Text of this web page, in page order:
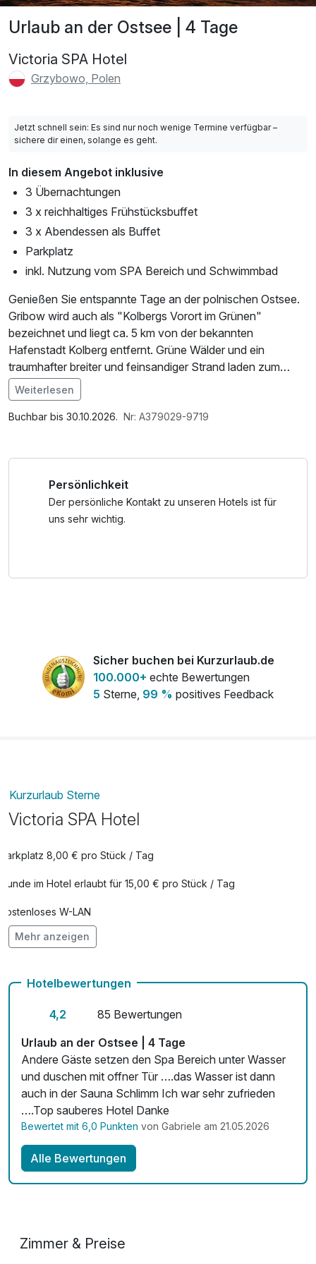
Urlaub an der Ostsee | 4 Tage
Victoria SPA Hotel
Grzybowo, Polen
Jetzt schnell sein: Es sind nur noch wenige Termine verfügbar –
sichere dir einen, solange es geht.
In diesem Angebot inklusive
3 Übernachtungen
3 x reichhaltiges Frühstücksbuffet
3 x Abendessen als Buffet
Parkplatz
inkl. Nutzung vom SPA Bereich und Schwimmbad
Genießen Sie entspannte Tage an der polnischen Ostsee.
Gribow wird auch als "Kolbergs Vorort im Grünen"
bezeichnet und liegt ca. 5 km von der bekannten
Hafenstadt Kolberg entfernt. Grüne Wälder und ein
traumhafter breiter und feinsandiger Strand laden zum
Erholen ein.
Das Victoria SPA befindet sich in toller Lage in Kolberg-
Im Angebot enthalten
1 x Welcome Drink, Saunabenutzung, W-LAN Nutzung /
Weiterlesen
Buchbar bis 30.10.2026. Nr: A379029-9719
Persönlichkeit
Der persönliche Kontakt zu unseren Hotels ist für
uns sehr wichtig.
Sicher buchen bei Kurzurlaub.de
100.000+ echte Bewertungen
5 Sterne, 99 % positives Feedback
Kurzurlaub Sterne
Victoria SPA Hotel
Parkplatz 8,00 € pro Stück / Tag
Hunde im Hotel erlaubt für 15,00 € pro Stück / Tag
Kostenloses W-LAN
Mit Hotelbar
Mehr anzeigen
Hotelbewertungen
4,2
85 Bewertungen
Urlaub an der Ostsee | 4 Tage
Andere Gäste setzen den Spa Bereich unter Wasser
und duschen mit offner Tür ….das Wasser ist dann
auch in der Sauna Schlimm Ich war sehr zufrieden
….Top sauberes Hotel Danke
Bewertet mit 6,0 Punkten von Gabriele am 21.05.2026
Alle Bewertungen
Zimmer & Preise